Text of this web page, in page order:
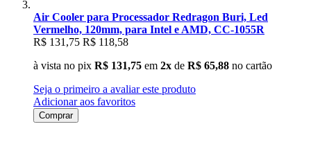
Air Cooler para Processador Redragon Buri, Led
Vermelho, 120mm, para Intel e AMD, CC-1055R
R$ 131,75 R$ 118,58
à vista no pix R$ 131,75 em 2x de R$ 65,88 no cartão
Seja o primeiro a avaliar este produto
Adicionar aos favoritos
Comprar